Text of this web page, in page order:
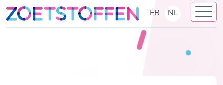
Skip
to
content
FR NL